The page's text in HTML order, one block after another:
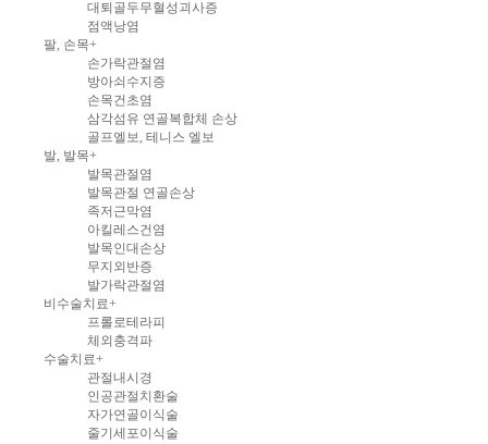
대퇴골두무혈성괴사증
점액낭염
팔, 손목+
손가락관절염
방아쇠수지증
손목건초염
삼각섬유 연골복합체 손상
골프엘보, 테니스 엘보
발, 발목+
발목관절염
발목관절 연골손상
족저근막염
아킬레스건염
발목인대손상
무지외반증
발가락관절염
비수술치료+
프롤로테라피
체외충격파
수술치료+
관절내시경
인공관절치환술
자가연골이식술
줄기세포이식술